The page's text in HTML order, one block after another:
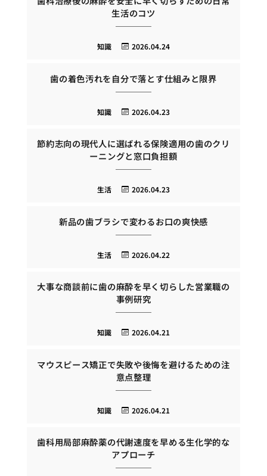
生活のコツ
2026.04.24
知識
歯の着色汚れを自分で落とす仕組みと限界
2026.04.23
知識
節約志向の現代人に選ばれる保険適用の歯のクリ
ーニングと窓口負担額
2026.04.23
生活
新品の歯ブラシで変わるお口の爽快感
2026.04.22
生活
大事な商談前に歯の麻酔を早く切らした営業職の
事例研究
2026.04.21
知識
マウスピース矯正で失敗や後悔を避けるための注
意点整理
2026.04.21
知識
歯科用局部麻酔薬の代謝速度を早める生化学的な
アプローチ